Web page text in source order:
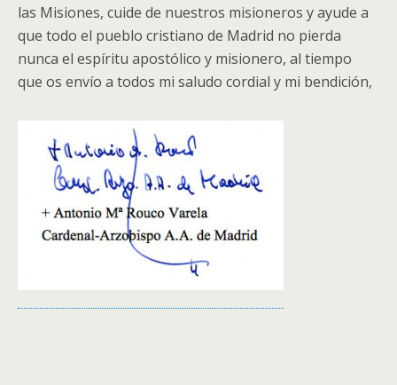
las Misiones, cuide de nuestros misioneros y ayude a
que todo el pueblo cristiano de Madrid no pierda
nunca el espíritu apostólico y misionero, al tiempo
que os envío a todos mi saludo cordial y mi bendición,